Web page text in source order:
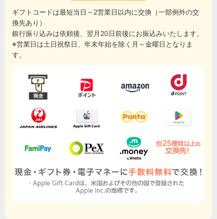
ギフトコードは最短当日～2営業日以内に交換（一部例外の交
換先あり）
銀行振り込みは依頼後、翌月20日前後にお振込みいたします。
※営業日は土日祝祭日、年末年始を除く月～金曜日となりま
す。